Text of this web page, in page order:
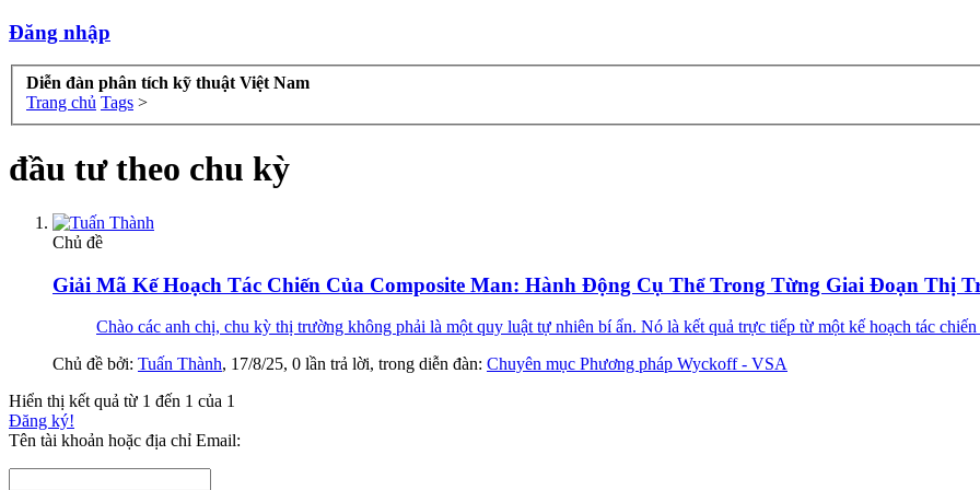
Đăng nhập
Diễn đàn phân tích kỹ thuật Việt Nam
Trang chủ Tags >
đầu tư theo chu kỳ
Chủ đề
Giải Mã Kế Hoạch Tác Chiến Của Composite Man: Hành Động Cụ Thể Trong Từng Giai Đoạn Thị
Chào các anh chị, chu kỳ thị trường không phải là một quy luật tự nhiên bí ẩn. Nó là kết quả trực tiếp từ một kế hoạch tác
Chủ đề bởi: Tuấn Thành, 17/8/25, 0 lần trả lời, trong diễn đàn: Chuyên mục Phương pháp Wyckoff - VSA
Hiển thị kết quả từ 1 đến 1 của 1
Đăng ký!
Tên tài khoản hoặc địa chỉ Email: